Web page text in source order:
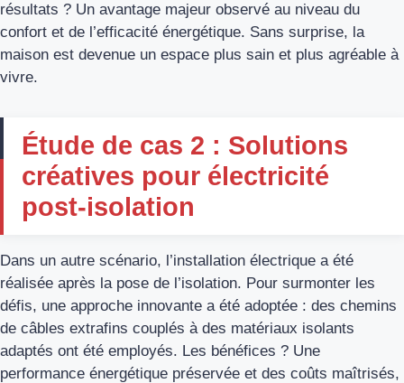
résultats ? Un avantage majeur observé au niveau du
confort et de l’efficacité énergétique. Sans surprise, la
maison est devenue un espace plus sain et plus agréable à
vivre.
Étude de cas 2 : Solutions
créatives pour électricité
post-isolation
Dans un autre scénario, l’installation électrique a été
réalisée après la pose de l’isolation. Pour surmonter les
défis, une approche innovante a été adoptée : des chemins
de câbles extrafins couplés à des matériaux isolants
adaptés ont été employés. Les bénéfices ? Une
performance énergétique préservée et des coûts maîtrisés,